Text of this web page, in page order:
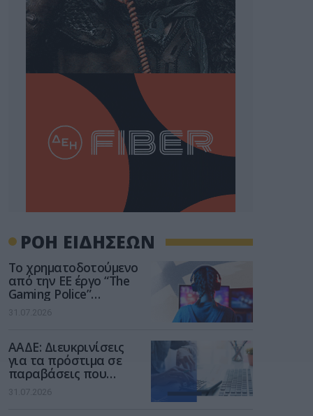
ΡΟΗ ΕΙΔΗΣΕΩΝ
Το χρηματοδοτούμενο
από την ΕΕ έργο “The
Gaming Police”
ενισχύει την ασφάλεια
των παιδιών στο
31.07.2026
ΑΑΔΕ: Διευκρινίσεις
για τα πρόστιμα σε
παραβάσεις που
αφορούν τους ΦΗΜ
31.07.2026